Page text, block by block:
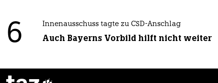
6 Innenausschuss tagte zu CSD-Anschlag
Auch Bayerns Vorbild hilft nicht weiter